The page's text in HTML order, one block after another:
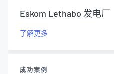
Eskom Lethabo 发电厂
了解更多
成功案例